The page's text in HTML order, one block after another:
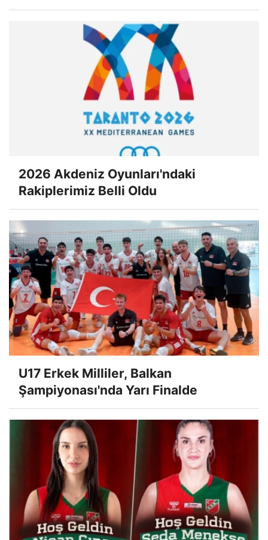
2026 Akdeniz Oyunları'ndaki
Rakiplerimiz Belli Oldu
U17 Erkek Milliler, Balkan
Şampiyonası'nda Yarı Finalde